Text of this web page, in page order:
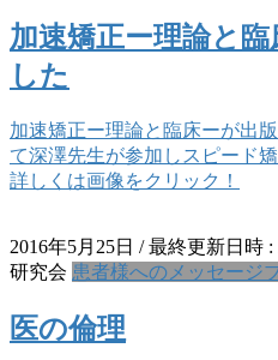
加速矯正ー理論と
した
加速矯正ー理論と臨床ーが出
て深澤先生が参加しスピード
詳しくは画像をクリック！
2016年5月25日 / 最終更新日時 :
研究会 患者様へのメッセージ
医の倫理